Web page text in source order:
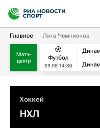
Главное Лига Чемпионов
Матч-
центр
Футбол
09.08 14:30
Хоккей
НХЛ